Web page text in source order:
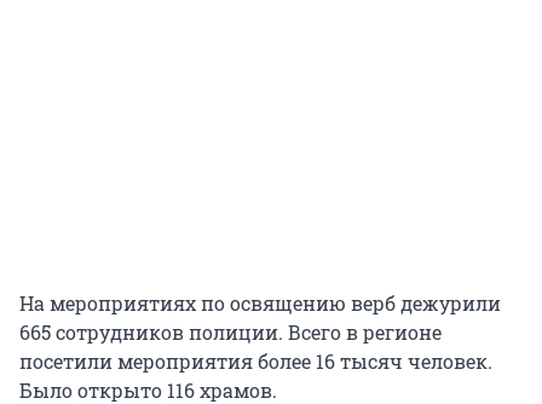
На мероприятиях по освящению верб дежурили
665 сотрудников полиции. Всего в регионе
посетили мероприятия более 16 тысяч человек.
Было открыто 116 храмов.